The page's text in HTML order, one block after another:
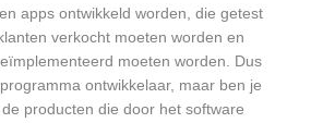
apps ontwikkeld worden, die getest
verkocht moeten worden en
moeten worden. Dus
ontwikkelaar, maar ben je
producten die door het software